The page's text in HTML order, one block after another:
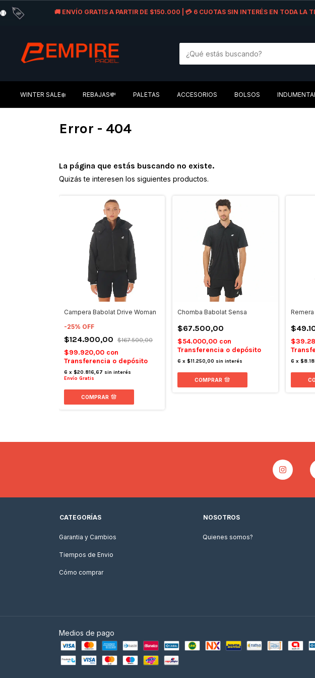
🚚 ENVÍO GRATIS A PARTIR DE $150.000 | 💳 6 CUOTAS SIN INTERÉS EN TODA
WINTER SALE❄️ REBAJAS💸 PALETAS ACCESORIOS BOLSOS
Error - 404
La página que estás buscando no existe.
Quizás te interesen los siguientes productos.
Campera Babolat Drive Woman
-25% OFF
$124.900,00 $167.500,00
$99.920,00 con
Transferencia o depósito
6 x $20.816,67 sin interés
Envío Gratis
COMPRAR
Chomba Babolat Sensa
$67.500,00
$54.000,00 con
Transferencia o depósito
6 x $11.250,00 sin interés
COMPRAR
6 x
CATEGORÍAS
Garantia y Cambios
Tiempos de Envio
Cómo comprar
NOSOTROS
Quienes somos?
Medios de pago